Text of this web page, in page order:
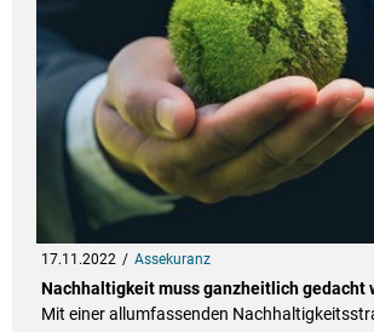
17.11.2022 Assekuranz
Nachhaltigkeit muss ganzheitlich gedacht
Mit einer allumfassenden